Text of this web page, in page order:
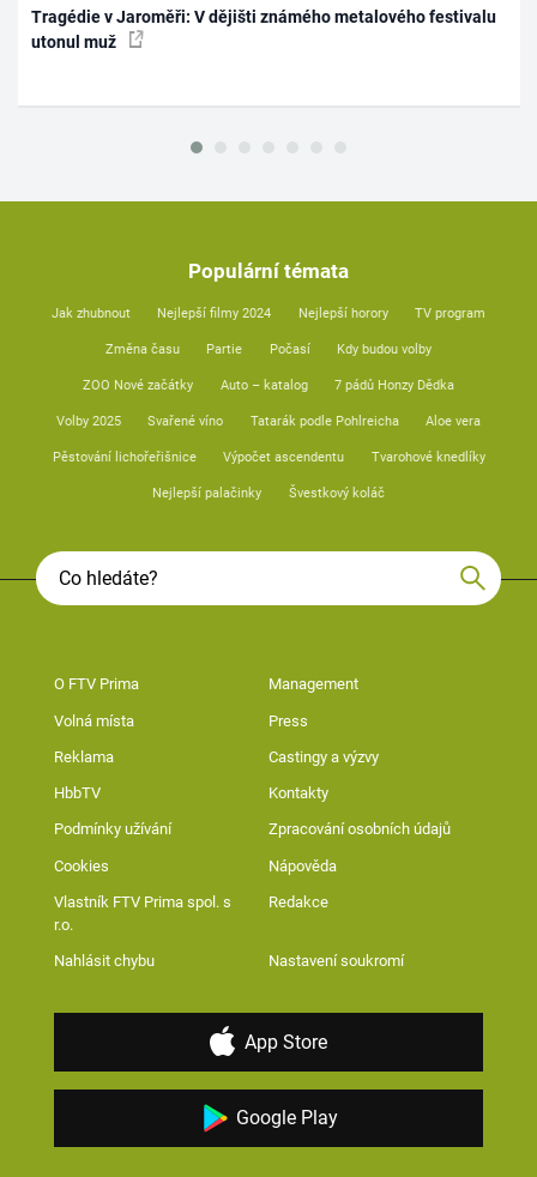
Tragédie v Jaroměři: V dějišti známého metalového festivalu
utonul muž
Populární témata
Jak zhubnout Nejlepší filmy 2024 Nejlepší horory TV program
Změna času Partie Počasí Kdy budou volby
ZOO Nové začátky Auto – katalog 7 pádů Honzy Dědka
Volby 2025 Svařené víno Tatarák podle Pohlreicha Aloe vera
Pěstování lichořeřišnice Výpočet ascendentu Tvarohové knedlíky
Nejlepší palačinky Švestkový koláč
O FTV Prima Management
Volná místa Press
Reklama Castingy a výzvy
HbbTV Kontakty
Podmínky užívání Zpracování osobních údajů
Cookies Nápověda
Vlastník FTV Prima spol. s
r.o.
Redakce
Nahlásit chybu Nastavení soukromí
App Store
Google Play